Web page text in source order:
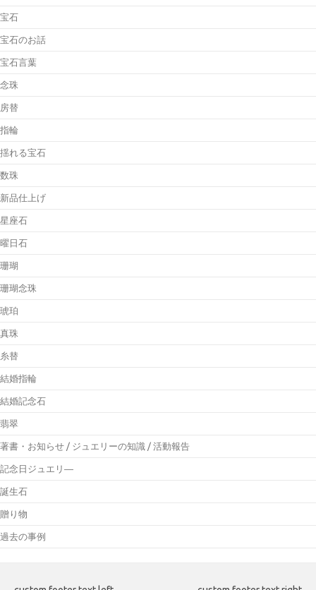
宝石
宝石のお話
宝石言葉
念珠
房替
指輪
揺れる宝石
数珠
新品仕上げ
星座石
曜日石
珊瑚
珊瑚念珠
琥珀
真珠
糸替
結婚指輪
結婚記念石
翡翠
著書・お知らせ / ジュエリーの知識 / 活動報告
記念日ジュエリ―
誕生石
贈り物
過去の事例